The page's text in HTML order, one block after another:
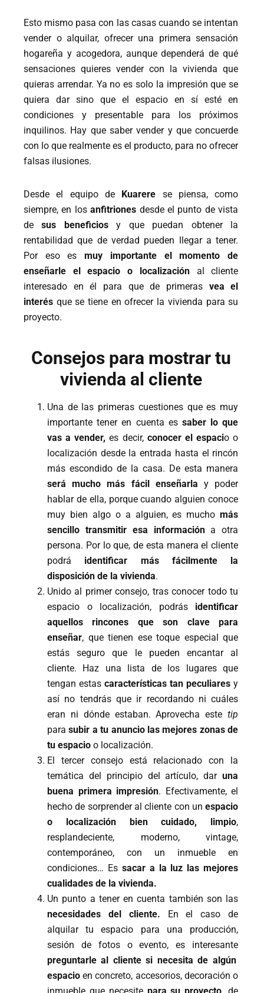
Esto mismo pasa con las casas cuando se intentan
vender o alquilar, ofrecer una primera sensación
hogareña y acogedora, aunque dependerá de qué
sensaciones quieres vender con la vivienda que
quieras arrendar. Ya no es solo la impresión que se
quiera dar sino que el espacio en sí esté en
condiciones y presentable para los próximos
inquilinos. Hay que saber vender y que concuerde
con lo que realmente es el producto, para no ofrecer
falsas ilusiones.
Desde el equipo de Kuarere se piensa, como
siempre, en losanfitriones desde el punto de vista
desus beneficiosy que puedan obtener la
rentabilidad que de verdad pueden llegar a tener.
Por eso esmuy importante el momento de
enseñarle el espacio o localizaciónal cliente
interesado en él para que de primeras vea el
interés que se tiene en ofrecer la vivienda para su
proyecto.
Consejos para mostrar tu
vivienda al cliente
Una de las primeras cuestiones que es muy
importante tener en cuenta es saber lo que
vas a vender, es decir, conocer el espacio o
localización desde la entrada hasta el rincón
más escondido de la casa. De esta manera
será mucho más fácil enseñarla y poder
hablar de ella, porque cuando alguien conoce
muy bien algo o a alguien, es muchomás
sencillo transmitir esa informacióna otra
persona. Por lo que, de esta manera el cliente
podrá identificar más fácilmente la
disposición de la vivienda.
Unido al primer consejo, tras conocer todo tu
espacio o localización, podrás identificar
aquellos rincones que son clave para
enseñar, que tienen ese toque especial que
estás seguro que le pueden encantar al
cliente. Haz una lista de los lugares que
tengan estascaracterísticas tan peculiares y
así no tendrás que ir recordando ni cuáles
eran ni dónde estaban. Aprovecha este tip
parasubir a tu anuncio las mejores zonas de
tu espacio o localización.
El tercer consejo está relacionado con la
temática del principio del artículo, daruna
buena primera impresión. Efectivamente, el
hecho de sorprender al cliente con unespacio
o localización bien cuidado, limpio,
resplandeciente, moderno, vintage,
contemporáneo, con un inmueble en
condiciones… Es sacar a la luz las mejores
cualidades de la vivienda.
Un punto a tener en cuenta también son las
necesidades del cliente. En el caso de
alquilar tu espacio para una producción,
sesión de fotos o evento, es interesante
preguntarle al cliente si necesita de algún
espacio en concreto, accesorios, decoración o